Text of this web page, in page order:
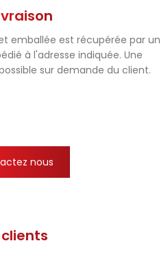
emballée est récupérée par un
à l'adresse indiquée. Une
sur demande du client.
nous